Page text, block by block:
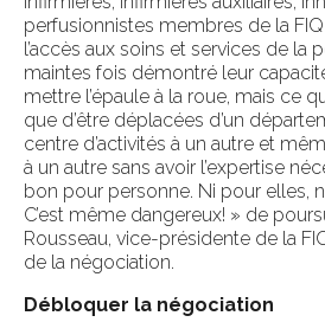
perfusionnistes membres de la
l’accès aux soins et services de la
maintes fois démontré leur
mettre l’épaule à la roue, mais ce
que d’être déplacées d’un
centre d’activités à un autre et
à un autre sans avoir l’expertise
bon pour personne. Ni pour elles,
C’est même dangereux! » de
Rousseau, vice-présidente de la
de la négociation.
Débloquer la négociation